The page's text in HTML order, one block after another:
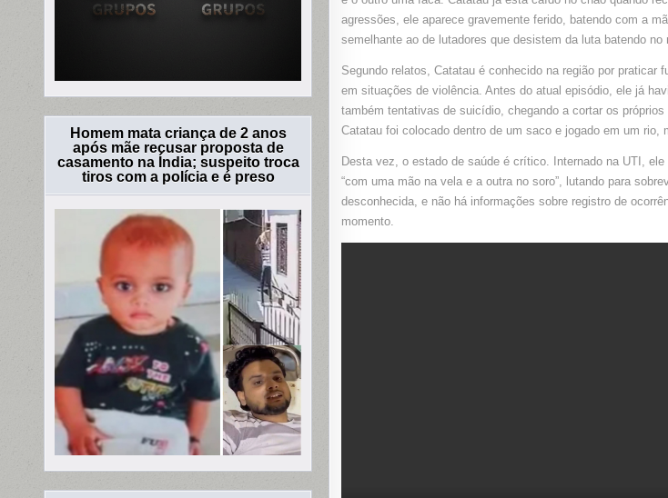
agressões, ele aparece gravemente ferido, batendo com a
semelhante ao de lutadores que desistem da luta batendo no
Segundo relatos, Catatau é conhecido na região por praticar
em situações de violência. Antes do atual episódio, ele já
também tentativas de suicídio, chegando a cortar os
Catatau foi colocado dentro de um saco e jogado em um rio,
Desta vez, o estado de saúde é crítico. Internado na UTI,
“com uma mão na vela e a outra no soro”, lutando para
desconhecida, e não há informações sobre registro de
momento.
Homem mata criança de 2 anos
após mãe recusar proposta de
casamento na Índia; suspeito troca
tiros com a polícia e é preso